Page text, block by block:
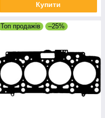
Купити
Топ продажів –25%